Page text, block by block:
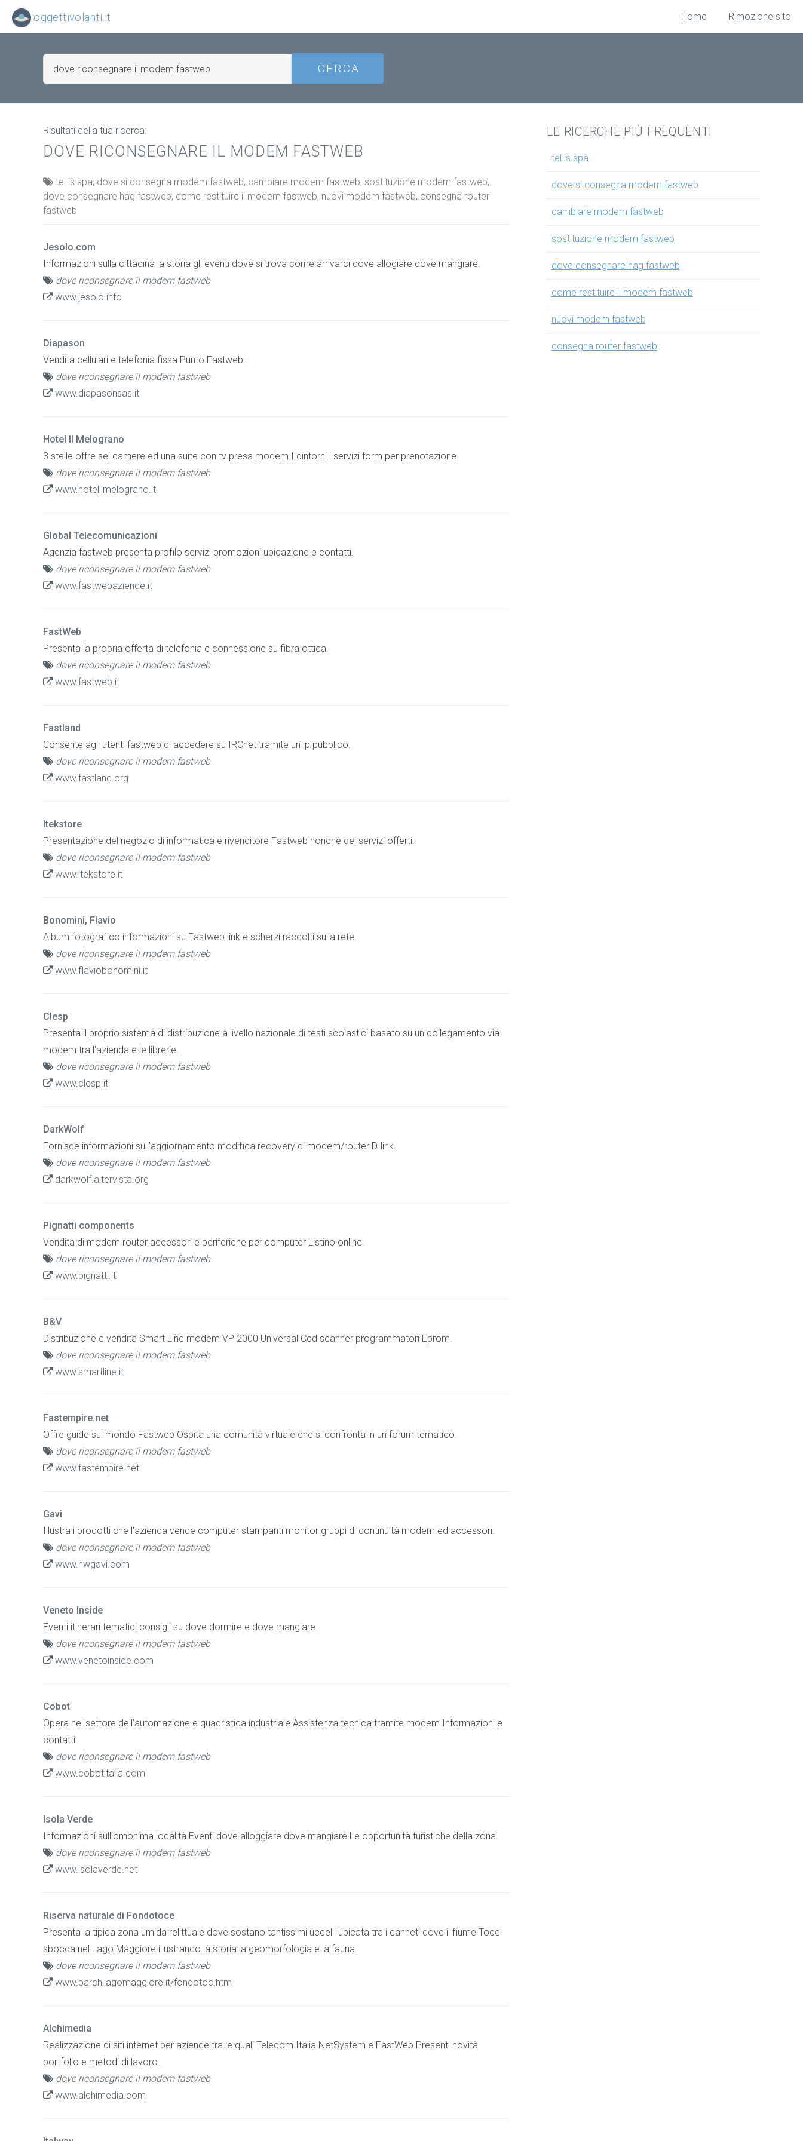
Risultati della tua ricerca:
DOVE RICONSEGNARE IL MODEM FASTWEB
tel is spa, dove si consegna modem fastweb, cambiare modem fastweb, sostituzione modem fastweb,
dove consegnare hag fastweb, come restituire il modem fastweb, nuovi modem fastweb, consegna router
fastweb
Jesolo.com
Informazioni sulla cittadina la storia gli eventi dove si trova come arrivarci dove allogiare dove mangiare.
dove riconsegnare il modem fastweb
www.jesolo.info
Diapason
Vendita cellulari e telefonia fissa Punto Fastweb.
dove riconsegnare il modem fastweb
www.diapasonsas.it
Hotel Il Melograno
3 stelle offre sei camere ed una suite con tv presa modem I dintorni i servizi form per prenotazione.
dove riconsegnare il modem fastweb
www.hotelilmelograno.it
Global Telecomunicazioni
Agenzia fastweb presenta profilo servizi promozioni ubicazione e contatti.
dove riconsegnare il modem fastweb
www.fastwebaziende.it
FastWeb
Presenta la propria offerta di telefonia e connessione su fibra ottica.
dove riconsegnare il modem fastweb
www.fastweb.it
Fastland
Consente agli utenti fastweb di accedere su IRCnet tramite un ip pubblico.
dove riconsegnare il modem fastweb
www.fastland.org
Itekstore
Presentazione del negozio di informatica e rivenditore Fastweb nonchè dei servizi offerti.
dove riconsegnare il modem fastweb
www.itekstore.it
Bonomini, Flavio
Album fotografico informazioni su Fastweb link e scherzi raccolti sulla rete.
dove riconsegnare il modem fastweb
www.flaviobonomini.it
Clesp
Presenta il proprio sistema di distribuzione a livello nazionale di testi scolastici basato su un collegamento via
modem tra l'azienda e le librerie.
dove riconsegnare il modem fastweb
www.clesp.it
DarkWolf
Fornisce informazioni sull'aggiornamento modifica recovery di modem/router D-link.
dove riconsegnare il modem fastweb
darkwolf.altervista.org
Pignatti components
Vendita di modem router accessori e periferiche per computer Listino online.
dove riconsegnare il modem fastweb
www.pignatti.it
B&V
Distribuzione e vendita Smart Line modem VP 2000 Universal Ccd scanner programmatori Eprom.
dove riconsegnare il modem fastweb
www.smartline.it
Fastempire.net
Offre guide sul mondo Fastweb Ospita una comunità virtuale che si confronta in un forum tematico.
dove riconsegnare il modem fastweb
www.fastempire.net
Gavi
Illustra i prodotti che l'azienda vende computer stampanti monitor gruppi di continuità modem ed accessori.
dove riconsegnare il modem fastweb
www.hwgavi.com
Veneto Inside
Eventi itinerari tematici consigli su dove dormire e dove mangiare.
dove riconsegnare il modem fastweb
www.venetoinside.com
Cobot
Opera nel settore dell'automazione e quadristica industriale Assistenza tecnica tramite modem Informazioni e
contatti.
dove riconsegnare il modem fastweb
www.cobotitalia.com
Isola Verde
Informazioni sull'omonima località Eventi dove alloggiare dove mangiare Le opportunità turistiche della zona.
dove riconsegnare il modem fastweb
www.isolaverde.net
Riserva naturale di Fondotoce
Presenta la tipica zona umida relittuale dove sostano tantissimi uccelli ubicata tra i canneti dove il fiume Toce
sbocca nel Lago Maggiore illustrando la storia la geomorfologia e la fauna.
dove riconsegnare il modem fastweb
www.parchilagomaggiore.it/fondotoc.htm
Alchimedia
Realizzazione di siti internet per aziende tra le quali Telecom Italia NetSystem e FastWeb Presenti novità
portfolio e metodi di lavoro.
dove riconsegnare il modem fastweb
www.alchimedia.com
LE RICERCHE PIÙ FREQUENTI
tel is spa
dove si consegna modem fastweb
cambiare modem fastweb
sostituzione modem fastweb
dove consegnare hag fastweb
come restituire il modem fastweb
nuovi modem fastweb
consegna router fastweb
oggettivolanti.it Home Rimozione sito